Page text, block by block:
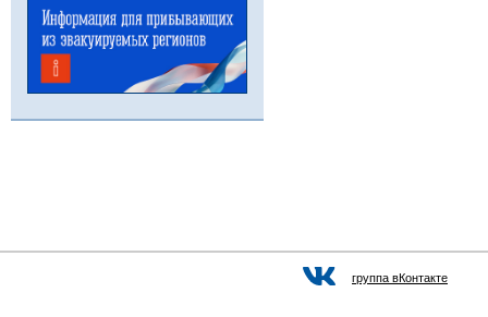
группа вКонтакте